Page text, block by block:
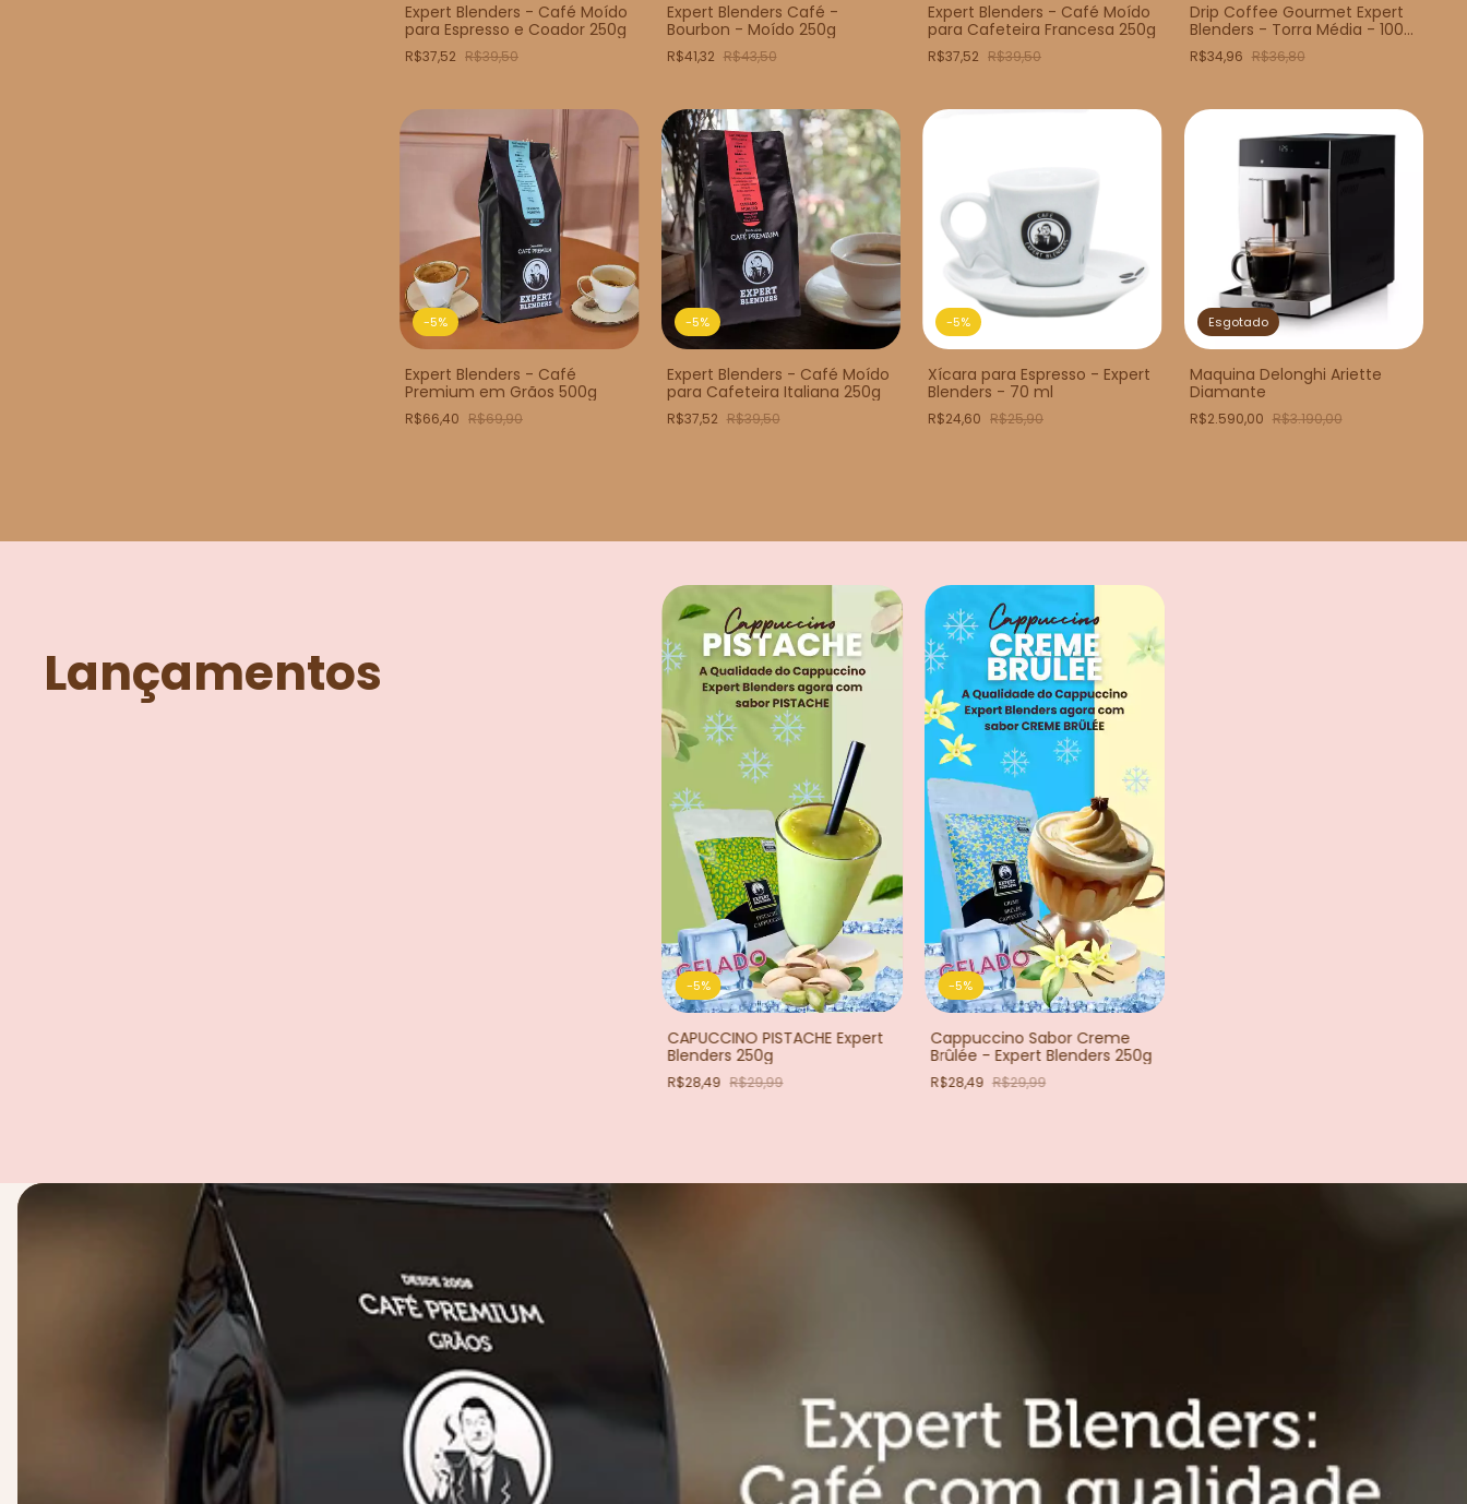
Expert Blenders - Café Moído
para Espresso e Coador 250g
R$37,52 R$39,50
Expert Blenders Café -
Bourbon - Moído 250g
R$41,32 R$43,50
Expert Blenders - Café Moído
para Cafeteira Francesa 250g
R$37,52 R$39,50
Drip Coffee Gourmet Expert
Blenders - Torra Média - 100g
- 10 unids
R$34,96 R$36,80
-5%
Expert Blenders - Café
Premium em Grãos 500g
R$66,40 R$69,90
-5%
Expert Blenders - Café Moído
para Cafeteira Italiana 250g
R$37,52 R$39,50
-5%
Xícara para Espresso - Expert
Blenders - 70 ml
R$24,60 R$25,90
Esgotado
Maquina Delonghi Ariette
Diamante
R$2.590,00 R$3.190,00
Lançamentos
-5%
CAPUCCINO PISTACHE Expert
Blenders 250g
R$28,49 R$29,99
-5%
Cappuccino Sabor Creme
Brûlée - Expert Blenders 250g
R$28,49 R$29,99